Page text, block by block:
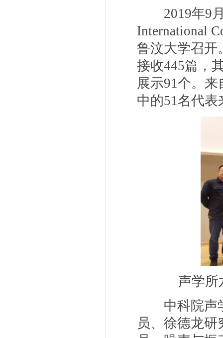
2019年9
International
鲁汶大学召开
接收445篇，
展示91个。来
中的51名代表
声学所
中科院声学
员、徐德龙